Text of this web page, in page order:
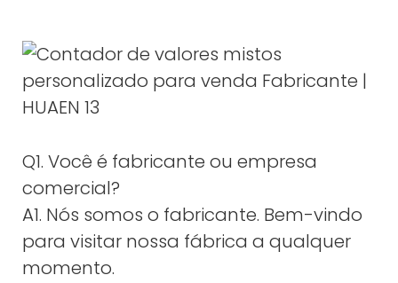
Q1. Você é fabricante ou empresa
comercial?
A1. Nós somos o fabricante. Bem-vindo
para visitar nossa fábrica a qualquer
momento.